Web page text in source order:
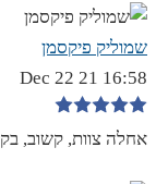
שמוליק פיקסמן
16:58 21 Dec 22
אחלה צוות, קשוב,